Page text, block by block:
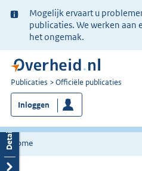
Ter
informatie:
Mogelijk ervaart u
publicaties. We werken aan
het ongemak.
U
bent
nu
hier:
Publicaties Officiële publicaties
Inloggen
Home